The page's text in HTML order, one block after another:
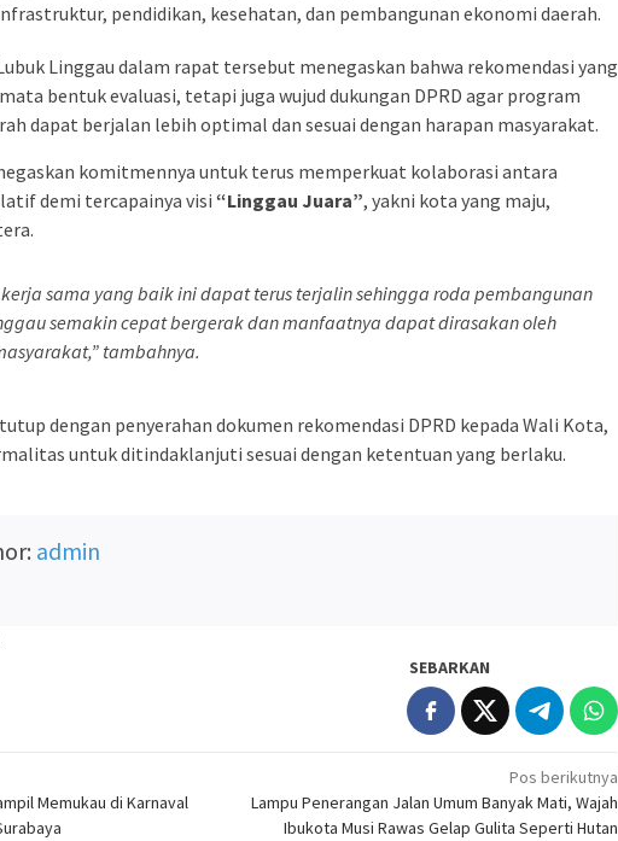
pendidikan, kesehatan, dan pembangunan ekonomi daerah.
Linggau dalam rapat tersebut menegaskan bahwa rekomendasi yang
bentuk evaluasi, tetapi juga wujud dukungan DPRD agar program
dapat berjalan lebih optimal dan sesuai dengan harapan masyarakat.
komitmennya untuk terus memperkuat kolaborasi antara
demi tercapainya visi “Linggau Juara”, yakni kota yang maju,
sama yang baik ini dapat terus terjalin sehingga roda pembangunan
semakin cepat bergerak dan manfaatnya dapat dirasakan oleh
tambahnya.
dengan penyerahan dokumen rekomendasi DPRD kepada Wali Kota,
untuk ditindaklanjuti sesuai dengan ketentuan yang berlaku.
admin
SEBARKAN
Memukau di Karnaval
Pos berikutnya
Lampu Penerangan Jalan Umum Banyak Mati, Wajah
Ibukota Musi Rawas Gelap Gulita Seperti Hutan